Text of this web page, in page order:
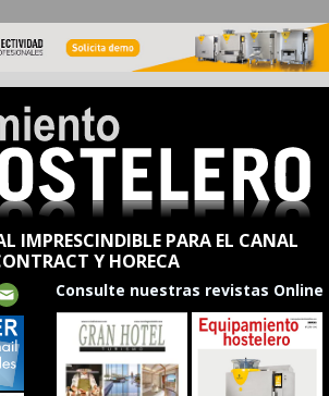
IMPRESCINDIBLE PARA EL CANAL
Y HORECA
Consulte nuestras revistas Online